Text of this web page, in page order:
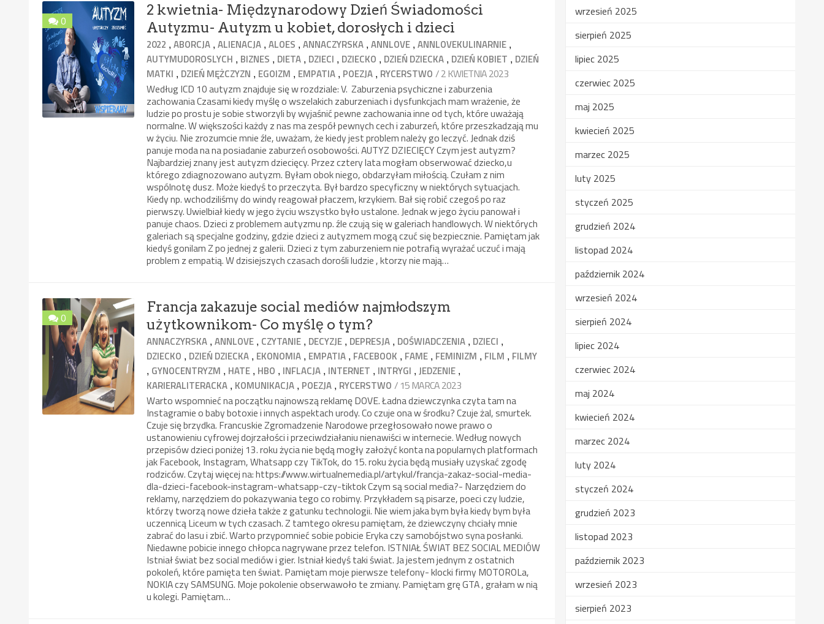
0
2 kwietnia- Międzynarodowy Dzień Świadomości
Autyzmu- Autyzm u kobiet, dorosłych i dzieci
2022 ,ABORCJA ,ALIENACJA ,ALOES ,ANNACZYRSKA ,ANNLOVE ,ANNLOVEKULINARNIE ,
AUTYMUDOROSLYCH , BIZNES , DIETA , DZIECI , DZIECKO , DZIEŃ DZIECKA , DZIEŃ KOBIET , DZIEŃ
MATKI , DZIEŃ MĘŻCZYZN , EGOIZM , EMPATIA , POEZJA , RYCERSTWO / 2 KWIETNIA 2023
Według ICD 10 autyzm znajduje się w rozdziale: V. Zaburzenia psychiczne i zaburzenia
zachowania Czasami kiedy myślę o wszelakich zaburzeniach i dysfunkcjach mam wrażenie, że
ludzie po prostu je sobie stworzyli by wyjaśnić pewne zachowania inne od tych, które uważają
normalne. W większości każdy z nas ma zespół pewnych cech i zaburzeń, które przeszkadzają mu
w życiu. Nie zrozumcie mnie źle, uważam, że kiedy jest problem należy go leczyć. Jednak dziś
panuje moda na na posiadanie zaburzeń osobowości. AUTYZ DZIECIĘCY Czym jest autyzm?
Najbardziej znany jest autyzm dziecięcy. Przez cztery lata mogłam obserwować dziecko,u
którego zdiagnozowano autyzm. Byłam obok niego, obdarzyłam miłością. Czułam z nim
wspólnotę dusz. Może kiedyś to przeczyta. Był bardzo specyficzny w niektórych sytuacjach.
Kiedy np. wchodziliśmy do windy reagował płaczem, krzykiem. Bał się robić czegoś po raz
pierwszy. Uwielbiał kiedy w jego życiu wszystko było ustalone. Jednak w jego życiu panował i
panuje chaos. Dzieci z problemem autyzmu np. źle czują się w galeriach handlowych. W niektórych
galeriach są specjalne godziny, gdzie dzieci z autyzmem mogą czuć się bezpiecznie. Pamiętam jak
kiedyś gonilam Z po jednej z galerii. Dzieci z tym zaburzeniem nie potrafią wyrażać uczuć i mają
problem z empatią. W dzisiejszych czasach dorośli ludzie , ktorzy nie mają…
0
Francja zakazuje social mediów najmłodszym
użytkownikom- Co myślę o tym?
ANNACZYRSKA ,ANNLOVE , CZYTANIE , DECYZJE , DEPRESJA , DOŚWIADCZENIA , DZIECI ,
DZIECKO , DZIEŃ DZIECKA , EKONOMIA , EMPATIA , FACEBOOK , FAME , FEMINIZM , FILM , FILMY
, GYNOCENTRYZM , HATE , HBO , INFLACJA , INTERNET , INTRYGI ,JEDZENIE ,
KARIERALITERACKA , KOMUNIKACJA , POEZJA , RYCERSTWO / 15 MARCA 2023
Warto wspomnieć na początku najnowszą reklamę DOVE. Ładna dziewczynka czyta tam na
Instagramie o baby botoxie i innych aspektach urody. Co czuje ona w środku? Czuje żal, smurtek.
Czuje się brzydka. Francuskie Zgromadzenie Narodowe przegłosowało nowe prawo o
ustanowieniu cyfrowej dojrzałości i przeciwdziałaniu nienawiści w internecie. Według nowych
przepisów dzieci poniżej 13. roku życia nie będą mogły założyć konta na popularnych platformach
jak Facebook, Instagram, Whatsapp czy TikTok, do 15. roku życia będą musiały uzyskać zgodę
rodziców. Czytaj więcej na: https://www.wirtualnemedia.pl/artykul/francja-zakaz-social-media-
dla-dzieci-facebook-instagram-whatsapp-czy-tiktok Czym są social media?- Narzędziem do
reklamy, narzędziem do pokazywania tego co robimy. Przykładem są pisarze, poeci czy ludzie,
którzy tworzą nowe dzieła także z gatunku technologii. Nie wiem jaka bym była kiedy bym była
uczennicą Liceum w tych czasach. Z tamtego okresu pamiętam, że dziewczyny chciały mnie
zabrać do lasu i zbić. Warto przypomnieć sobie pobicie Eryka czy samobójstwo syna posłanki.
Niedawne pobicie innego chłopca nagrywane przez telefon. ISTNIAŁ ŚWIAT BEZ SOCIAL MEDIÓW
Istniał świat bez social mediów i gier. Istniał kiedyś taki świat. Ja jestem jednym z ostatnich
pokoleń, które pamięta ten świat. Pamiętam moje pierwsze telefony- klocki firmy MOTOROLa,
NOKIA czy SAMSUNG. Moje pokolenie obserwawoło te zmiany. Pamiętam grę GTA , grałam w nią
u kolegi. Pamiętam…
wrzesień 2025
sierpień 2025
lipiec 2025
czerwiec 2025
maj 2025
kwiecień 2025
marzec 2025
luty 2025
styczeń 2025
grudzień 2024
listopad 2024
październik 2024
wrzesień 2024
sierpień 2024
lipiec 2024
czerwiec 2024
maj 2024
kwiecień 2024
marzec 2024
luty 2024
styczeń 2024
grudzień 2023
listopad 2023
październik 2023
wrzesień 2023
sierpień 2023